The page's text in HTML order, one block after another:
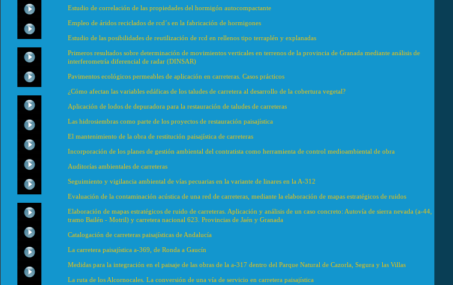
Estudio de correlación de las propiedades del hormigón autocompactante
Empleo de áridos reciclados de rcd´s en la fabricación de hormigones
Estudio de las posibilidades de reutilización de rcd en rellenos tipo terraplén y explanadas
Primeros resultados sobre determinación de movimientos verticales en terrenos de la provincia de Granada mediante análisis de
interferometría diferencial de radar (DINSAR)
Pavimentos ecológicos permeables de aplicación en carreteras. Casos prácticos
¿Cómo afectan las variables edáficas de los taludes de carretera al desarrollo de la cobertura vegetal?
Aplicación de lodos de depuradora para la restauración de taludes de carreteras
Las hidrosiembras como parte de los proyectos de restauración paisajística
El mantenimiento de la obra de restitución paisajística de carreteras
Incorporación de los planes de gestión ambiental del contratista como herramienta de control medioambiental de obra
Auditorías ambientales de carreteras
Seguimiento y vigilancia ambiental de vías pecuarias en la variante de linares en la A-312
Evaluación de la contaminación acústica de una red de carreteras, mediante la elaboración de mapas estratégicos de ruidos
Elaboración de mapas estratégicos de ruido de carreteras. Aplicación y análisis de un caso concreto: Autovía de sierra nevada (a-44,
tramo Bailén - Motril) y carretera nacional 623. Provincias de Jaén y Granada
Catalogación de carreteras paisajísticas de Andalucía
La carretera paisajística a-369, de Ronda a Gaucín
Medidas para la integración en el paisaje de las obras de la a-317 dentro del Parque Natural de Cazorla, Segura y las Villas
La ruta de los Alcornocales. La conversión de una vía de servicio en carretera paisajística